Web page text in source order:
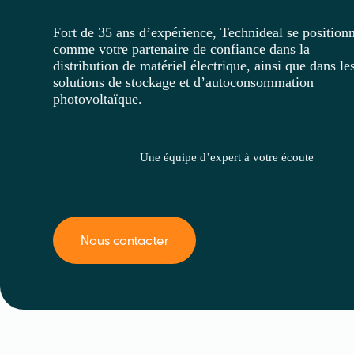
Fort de 35 ans d’expérience, Technideal se
comme votre partenaire de confiance dans la
distribution de matériel électrique, ainsi que dans
solutions de stockage et d’autoconsommation
photovoltaïque.
Une équipe d’expert à votre écoute
Nous contacter